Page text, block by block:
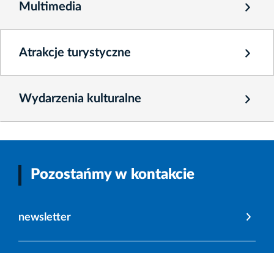
Multimedia
Atrakcje turystyczne
Wydarzenia kulturalne
Pozostańmy w kontakcie
newsletter